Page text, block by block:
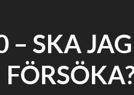
– SKA JAG